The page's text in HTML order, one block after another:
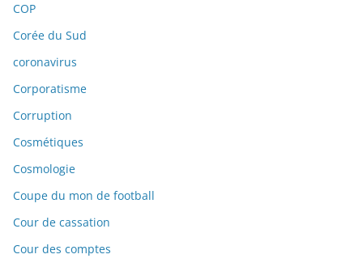
COP
Corée du Sud
coronavirus
Corporatisme
Corruption
Cosmétiques
Cosmologie
Coupe du mon de football
Cour de cassation
Cour des comptes